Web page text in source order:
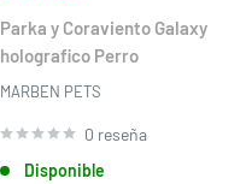
Parka y Coraviento Galaxy
holografico Perro
MARBEN PETS
0 reseña
Disponible